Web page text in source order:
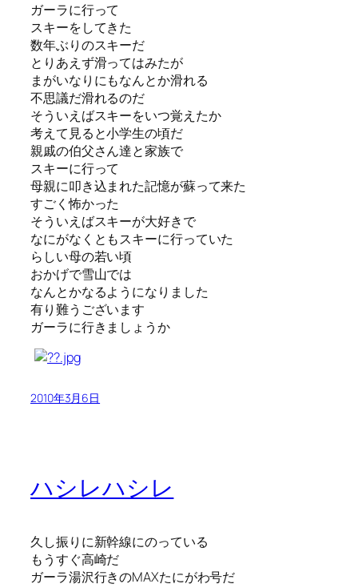
ガーラに行って
スキーをしてきた
数年ぶりのスキーだ
とりあえず滑ってはみたが
まがいなりにもなんとか滑れる
不思議だ滑れるのだ
そういえばスキーをいつ覚えたか
考えて見ると小学生の頃だ
親戚の伯父さん達と家族で
スキーに行って
母親に叩き込まれた記憶が蘇って来た
すごく怖かった
そういえばスキーが大好きで
なにがなくともスキーに行っていた
らしい母の若い頃
おかげで雪山では
なんとかなるようになりました
有り難うございます
ガーラに行きましょうか
2010年3月6日
ハシレハシレ
久し振りに新幹線にのっている
もうすぐ高崎だ
ガーラ湯沢行きのMAXたにがわ号だ